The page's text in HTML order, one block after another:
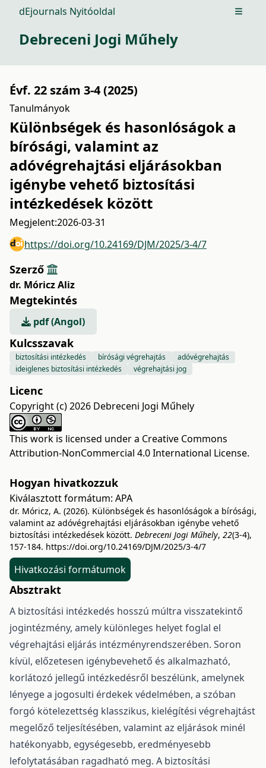
dEjournals Nyitóoldal Open
Debreceni Jogi Műhely
Évf. 22 szám 3-4 (2025)
Tanulmányok
Különbségek és hasonlóságok a
bírósági, valamint az
adóvégrehajtási eljárásokban
igénybe vehető biztosítási
intézkedések között
Megjelent:2026-03-31
https://doi.org/10.24169/DJM/2025/3-4/7
Szerző
dr. Móricz Aliz
Megtekintés
pdf (Angol)
Kulcsszavak
biztosítási intézkedés bírósági végrehajtás
adóvégrehajtás
ideiglenes biztosítási intézkedés
végrehajtási jog
Licenc
Copyright (c) 2026 Debreceni Jogi Műhely
This work is licensed under a Creative Commons
Attribution-NonCommercial 4.0 International License.
Hogyan hivatkozzuk
Kiválasztott formátum: APA
dr. Móricz, A. (2026). Különbségek és hasonlóságok a bírósági,
valamint az adóvégrehajtási eljárásokban igénybe vehető
biztosítási intézkedések között. Debreceni Jogi Műhely, 22(3-4),
157-184. https://doi.org/10.24169/DJM/2025/3-4/7
Hivatkozási formátumok
Absztrakt
A biztosítási intézkedés hosszú múltra visszatekintő
jogintézmény, amely különleges helyet foglal el
végrehajtási eljárás intézményrendszerében. Soron
kívül, előzetesen igénybevehető és alkalmazható,
korlátozó jellegű intézkedésről beszélünk, amelynek
lényege a jogosulti érdekek védelmében, a szóban
forgó kötelezettség klasszikus, kielégítési végrehajtást
megelőző teljesítésében, valamint az eljárások minél
hatékonyabb, egységesebb, eredményesebb
lefolytatásában ragadható meg. A biztosítási